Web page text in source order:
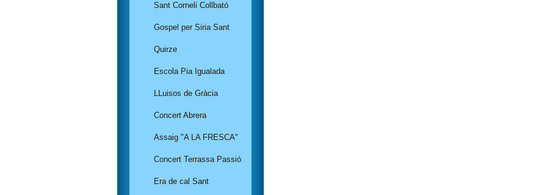
Sant Corneli Collbató
Gospel per Siria Sant
Quirze
Escola Pia Igualada
LLuisos de Gràcia
Concert Abrera
Assaig "A LA FRESCA"
Concert Terrassa Passió
Era de cal Sant